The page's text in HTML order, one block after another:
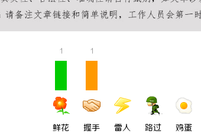
1
鲜花
1
握手 雷人 路过 鸡蛋
探秘